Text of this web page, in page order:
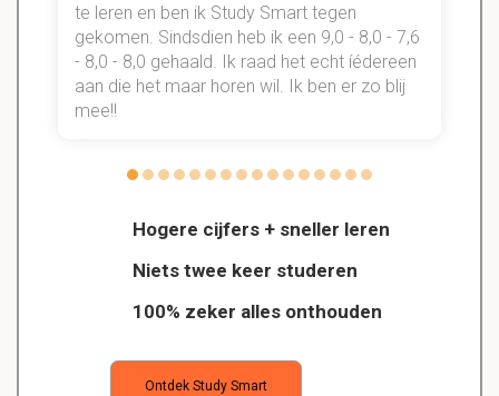
Hogere cijfers + sneller leren
Niets twee keer studeren
100% zeker alles onthouden
Ontdek Study Smart
te leren en ben ik Study Smart tegen
gekomen. Sindsdien heb ik een 9,0 - 8,0 - 7,6
- 8,0 - 8,0 gehaald. Ik raad het echt íédereen
aan die het maar horen wil. Ik ben er zo blij
mee!!